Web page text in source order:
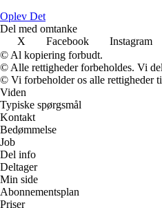
Oplev Det
Del med omtanke
X
Facebook Instagram
© Al kopiering forbudt.
© Alle rettigheder forbeholdes. Vi
© Vi forbeholder os alle rettigheder
Viden
Typiske spørgsmål
Kontakt
Bedømmelse
Job
Del info
Deltager
Min side
Abonnementsplan
Priser